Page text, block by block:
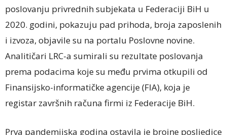
poslovanju privrednih subjekata u Federaciji BiH u
2020. godini, pokazuju pad prihoda, broja zaposlenih
i izvoza, objavile su na portalu Poslovne novine.
Analitičari LRC-a sumirali su rezultate poslovanja
prema podacima koje su među prvima otkupili od
Finansijsko-informatičke agencije (FIA), koja je
registar završnih računa firmi iz Federacije BiH.
Prva pandemijska godina ostavila je brojne posljedice